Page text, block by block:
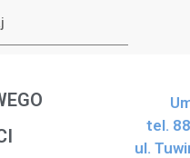
tel.
ul.